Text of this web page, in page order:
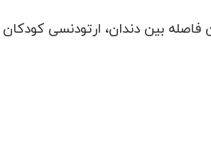
فاصله بین دندان، ارتودنسی کودکان